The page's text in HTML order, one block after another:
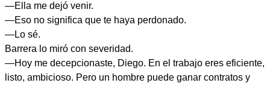
—Ella me dejó venir.
—Eso no significa que te haya perdonado.
—Lo sé.
Barrera lo miró con severidad.
—Hoy me decepcionaste, Diego. En el trabajo eres eficiente,
listo, ambicioso. Pero un hombre puede ganar contratos y